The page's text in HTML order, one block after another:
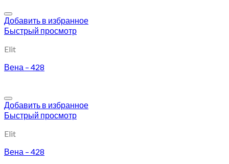
Добавить в избранное
Быстрый просмотр
Elit
Вена – 428
Добавить в избранное
Быстрый просмотр
Elit
Вена – 428